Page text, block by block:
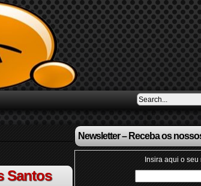
Santos
Newsletter – Receba os
Insira aqui o seu